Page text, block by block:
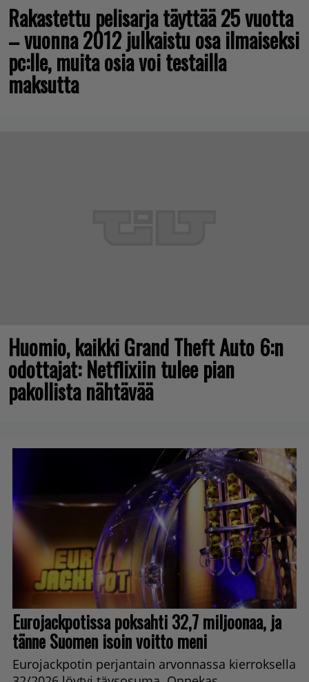
Rakastettu pelisarja täyttää 25 vuotta
– vuonna 2012 julkaistu osa ilmaiseksi
pc:lle, muita osia voi testailla
maksutta
Huomio, kaikki Grand Theft Auto 6:n
odottajat: Netflixiin tulee pian
pakollista nähtävää